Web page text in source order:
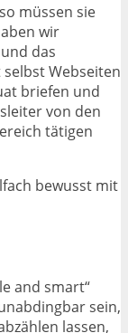
müssen sie
wir
das
Webseiten
briefen und
von den
tätigen
bewusst mit
and smart“
sein,
lassen,